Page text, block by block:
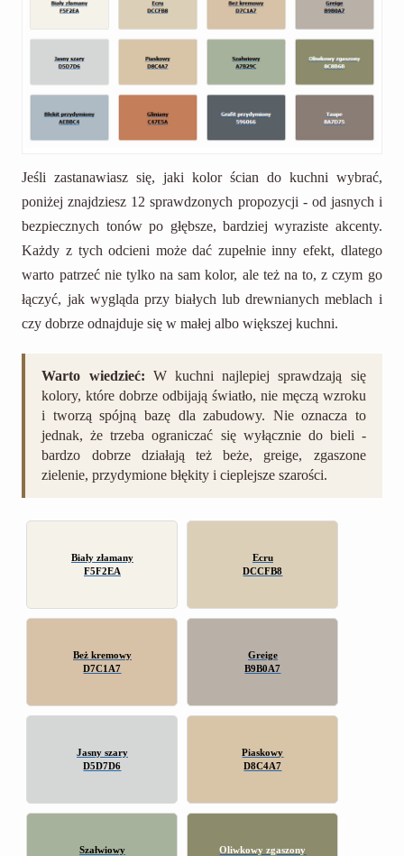
Jeśli zastanawiasz się, jaki kolor ścian do kuchni wybrać,
poniżej znajdziesz 12 sprawdzonych propozycji - od jasnych i
bezpiecznych tonów po głębsze, bardziej wyraziste akcenty.
Każdy z tych odcieni może dać zupełnie inny efekt, dlatego
warto patrzeć nie tylko na sam kolor, ale też na to, z czym go
łączyć, jak wygląda przy białych lub drewnianych meblach i
czy dobrze odnajduje się w małej albo większej kuchni.
Warto wiedzieć: W kuchni najlepiej sprawdzają się
kolory, które dobrze odbijają światło, nie męczą wzroku
i tworzą spójną bazę dla zabudowy. Nie oznacza to
jednak, że trzeba ograniczać się wyłącznie do bieli -
bardzo dobrze działają też beże, greige, zgaszone
zielenie, przydymione błękity i cieplejsze szarości.
Biały złamany
F5F2EA
Ecru
DCCFB8
Beż kremowy
D7C1A7
Greige
B9B0A7
Jasny szary
D5D7D6
Piaskowy
D8C4A7
Szałwiowy
Oliwkowy zgaszony